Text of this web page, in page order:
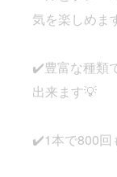
気を楽しめま
✔️豊富な種類
出来ます💡
✔️1本で800回